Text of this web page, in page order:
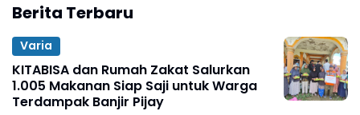
Berita Terbaru
Varia
KITABISA dan Rumah Zakat Salurkan
1.005 Makanan Siap Saji untuk Warga
Terdampak Banjir Pijay